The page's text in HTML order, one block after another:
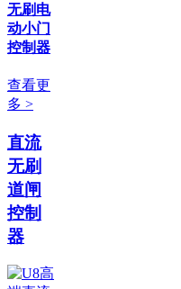
无刷电
动小门
控制器
查看更
多 >
直流
无刷
道闸
控制
器